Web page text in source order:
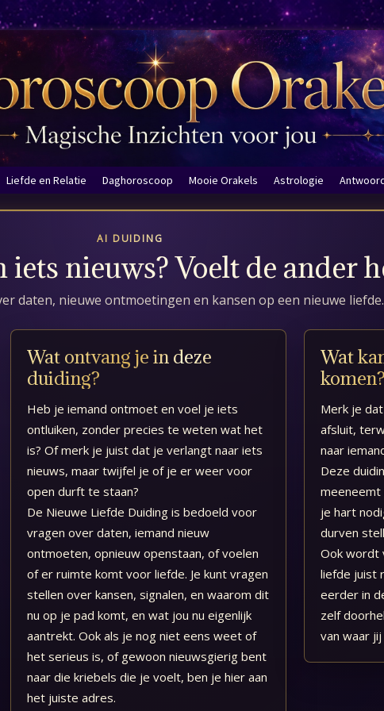
Liefde en Relatie Daghoroscoop Mooie Orakels Astrologie
AI DUIDING
nieuws? Voelt de ander
daten, nieuwe ontmoetingen en kansen op een nieuwe liefde.
Wat ontvang je in deze
duiding?
Heb je iemand ontmoet en voel je iets
ontluiken, zonder precies te weten wat het
is? Of merk je juist dat je verlangt naar iets
nieuws, maar twijfel je of je er weer voor
open durft te staan?
De Nieuwe Liefde Duiding is bedoeld voor
vragen over daten, iemand nieuw
ontmoeten, opnieuw openstaan, of voelen
of er ruimte komt voor liefde. Je kunt vragen
stellen over kansen, signalen, en waarom dit
nu op je pad komt, en wat jou nu eigenlijk
aantrekt. Ook als je nog niet eens weet of
het serieus is, of gewoon nieuwsgierig bent
naar die kriebels die je voelt, ben je hier aan
het juiste adres.
Wat
komen?
Merk je
afsluit,
naar
Deze
meeneemt
je hart
durven
Ook wordt
liefde juist
eerder in
zelf
van waar